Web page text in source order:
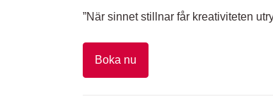
”När sinnet stillnar får kreativiteten
Boka nu